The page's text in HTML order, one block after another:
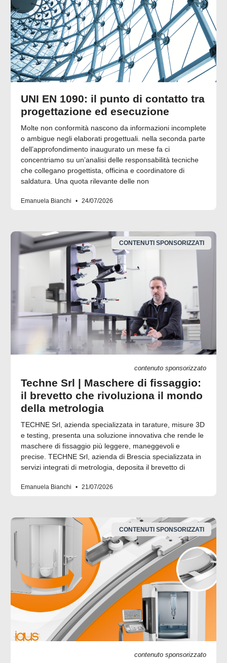
UNI EN 1090: il punto di contatto tra
progettazione ed esecuzione
Molte non conformità nascono da informazioni incomplete
o ambigue negli elaborati progettuali. nella seconda parte
dell’approfondimento inaugurato un mese fa ci
concentriamo su un’analisi delle responsabilità tecniche
che collegano progettista, officina e coordinatore di
saldatura. Una quota rilevante delle non
Emanuela Bianchi 24/07/2026
CONTENUTI SPONSORIZZATI
contenuto sponsorizzato
Techne Srl | Maschere di fissaggio:
il brevetto che rivoluziona il mondo
della metrologia
TECHNE Srl, azienda specializzata in tarature, misure 3D
e testing, presenta una soluzione innovativa che rende le
maschere di fissaggio più leggere, maneggevoli e
precise. TECHNE Srl, azienda di Brescia specializzata in
servizi integrati di metrologia, deposita il brevetto di
Emanuela Bianchi 21/07/2026
CONTENUTI SPONSORIZZATI
contenuto sponsorizzato